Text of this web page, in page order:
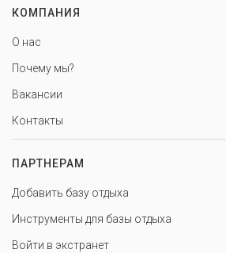
КОМПАНИЯ
О нас
Почему мы?
Вакансии
Контакты
ПАРТНЕРАМ
Добавить базу отдыха
Инструменты для базы отдыха
Войти в экстранет